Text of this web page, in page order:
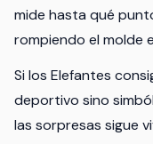
mide hasta qué
rompiendo el molde
Si los Elefantes
deportivo sino
las sorpresas sigue